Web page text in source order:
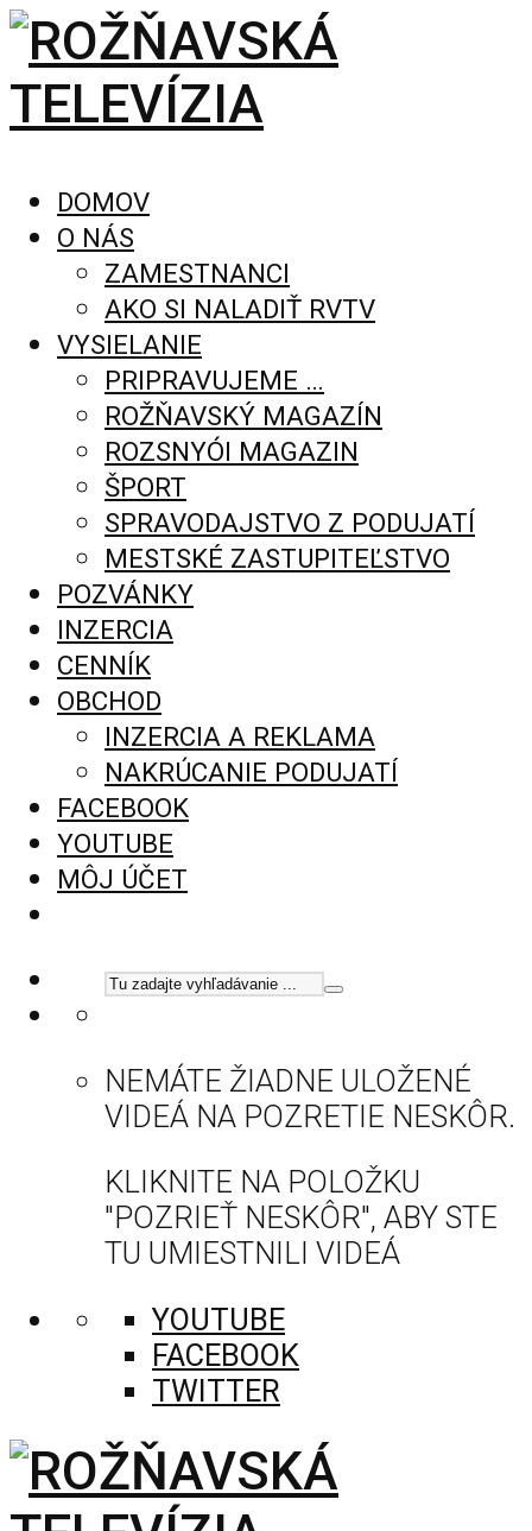
DOMOV
O NÁS
ZAMESTNANCI
AKO SI NALADIŤ RVTV
VYSIELANIE
PRIPRAVUJEME …
ROŽŇAVSKÝ MAGAZÍN
ROZSNYÓI MAGAZIN
ŠPORT
SPRAVODAJSTVO Z PODUJATÍ
MESTSKÉ ZASTUPITEĽSTVO
POZVÁNKY
INZERCIA
CENNÍK
OBCHOD
INZERCIA A REKLAMA
NAKRÚCANIE PODUJATÍ
FACEBOOK
YOUTUBE
MÔJ ÚČET
NEMÁTE ŽIADNE ULOŽENÉ
VIDEÁ NA POZRETIE NESKÔR.
KLIKNITE NA POLOŽKU
"POZRIEŤ NESKÔR", ABY STE
TU UMIESTNILI VIDEÁ
YOUTUBE
FACEBOOK
TWITTER